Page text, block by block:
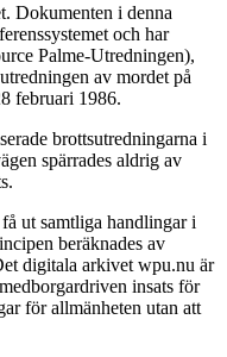
Dokumenten i denna
och har
Palme-Utredningen),
av mordet på
februari 1986.
brottsutredningarna i
spärrades aldrig av
ut samtliga handlingar i
beräknades av
digitala arkivet wpu.nu är
insats för
för allmänheten utan att